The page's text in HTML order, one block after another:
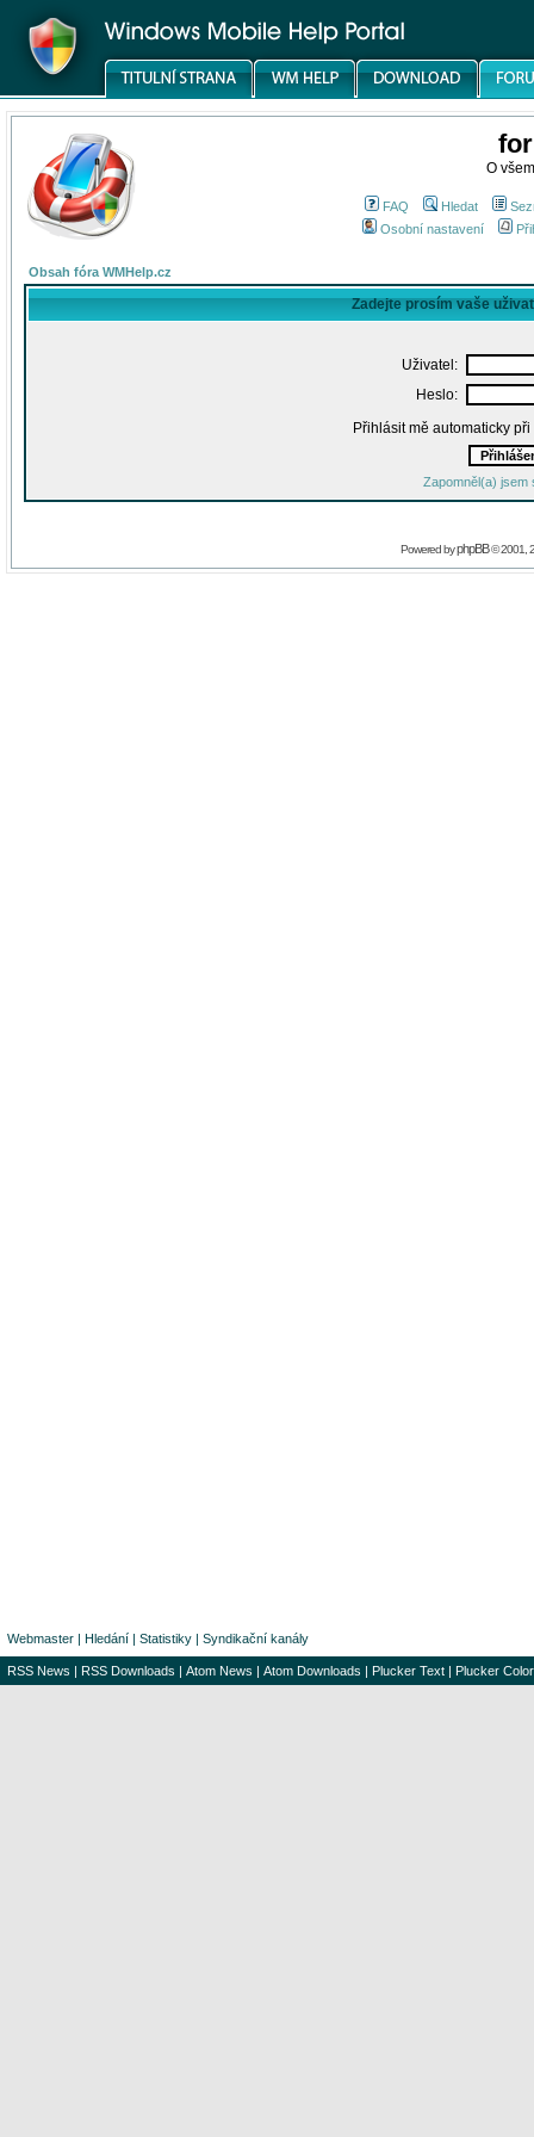
O
FAQ Hledat
Osobní nastavení
Obsah fóra WMHelp.cz
Zadejte prosím vaše
Uživatel:
Heslo:
Přihlásit mě automaticky
Zapomněl(a) jsem
Powered byphpBB© 2001,
Webmaster | Hledání | Statistiky | Syndikační kanály
RSS News | RSS Downloads | Atom News | Atom Downloads | Plucker Text | Plucker Color